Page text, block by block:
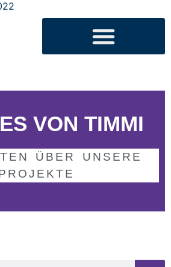
VON TIMMI
ÜBER UNSERE